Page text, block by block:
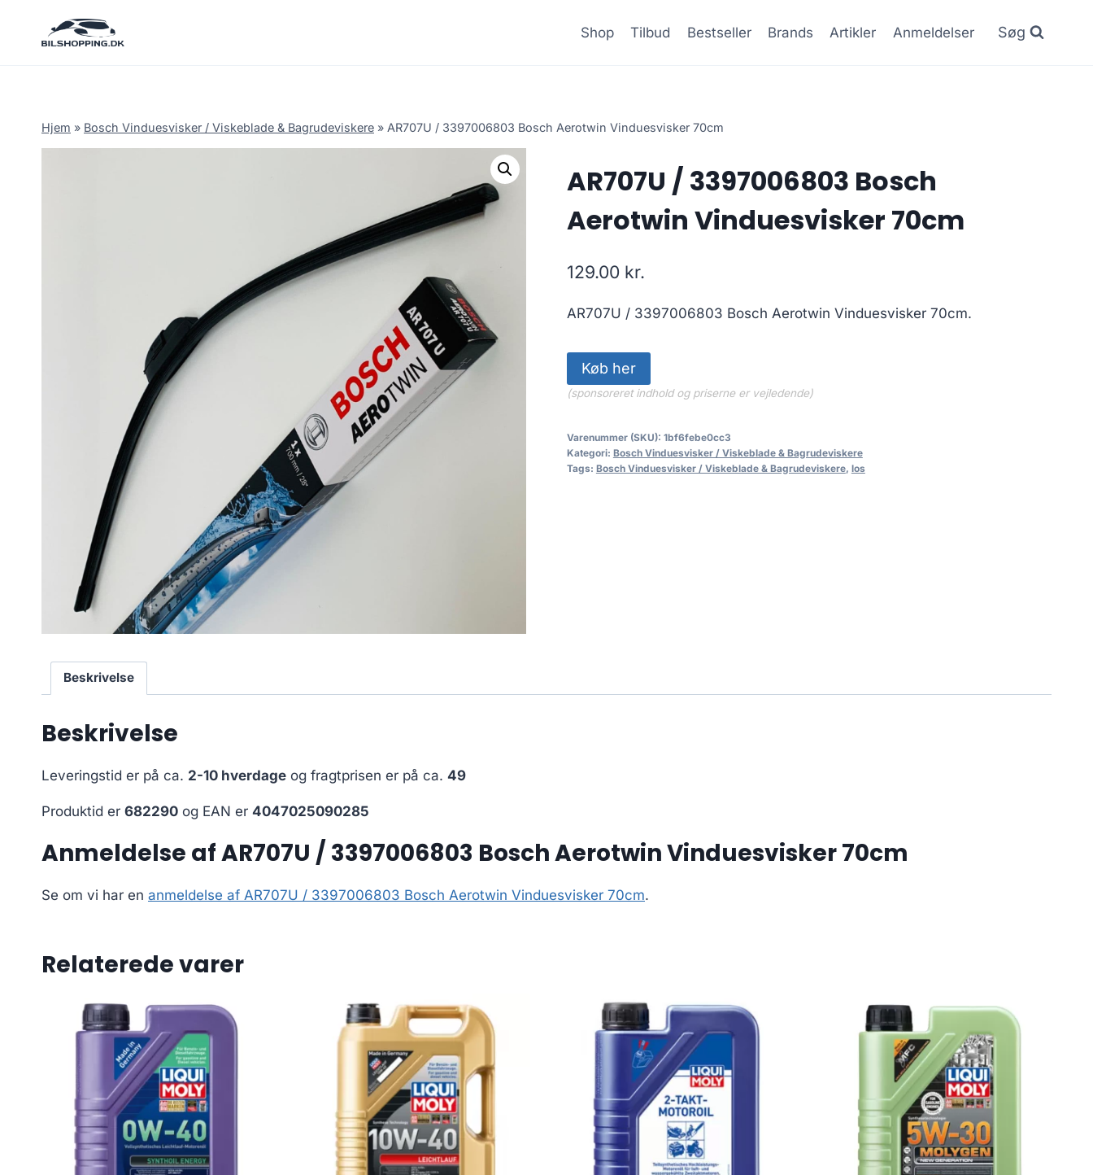
Shop Tilbud Bestseller Brands Artikler Anmeldelser Søg
Hjem » Bosch Vinduesvisker / Viskeblade & Bagrudeviskere » AR707U / 3397006803 Bosch Aerotwin Vinduesvisker 70cm
AR707U / 3397006803 Bosch
Aerotwin Vinduesvisker 70cm
129.00 kr.
AR707U / 3397006803 Bosch Aerotwin Vinduesvisker 70cm.
Køb her
(sponsoreret indhold og priserne er vejledende)
Varenummer (SKU): 1bf6febe0cc3
Kategori: Bosch Vinduesvisker / Viskeblade & Bagrudeviskere
Tags: Bosch Vinduesvisker / Viskeblade & Bagrudeviskere, los
Beskrivelse
Beskrivelse
Leveringstid er på ca. 2-10 hverdage og fragtprisen er på ca. 49
Produktid er 682290 og EAN er 4047025090285
Anmeldelse af AR707U / 3397006803 Bosch Aerotwin Vinduesvisker 70cm
Se om vi har en anmeldelse af AR707U / 3397006803 Bosch Aerotwin Vinduesvisker 70cm.
Relaterede varer